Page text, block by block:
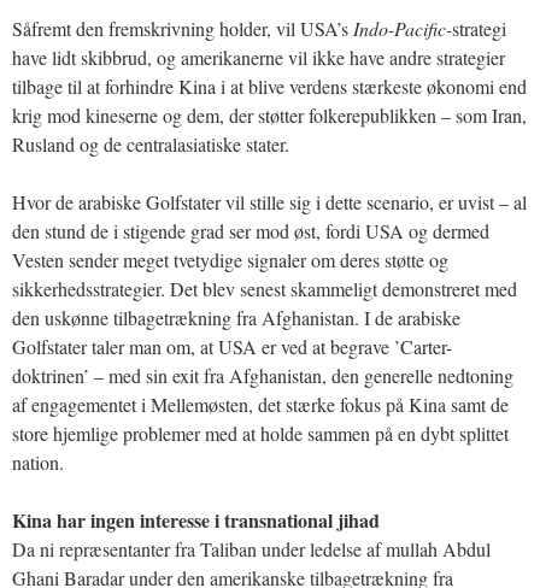
Såfremt den fremskrivning holder, vil USA’s Indo-Pacific-strategi
have lidt skibbrud, og amerikanerne vil ikke have andre strategier
tilbage til at forhindre Kina i at blive verdens stærkeste økonomi end
krig mod kineserne og dem, der støtter folkerepublikken – som Iran,
Rusland og de centralasiatiske stater.
Hvor de arabiske Golfstater vil stille sig i dette scenario, er uvist – al
den stund de i stigende grad ser mod øst, fordi USA og dermed
Vesten sender meget tvetydige signaler om deres støtte og
sikkerhedsstrategier. Det blev senest skammeligt demonstreret med
den uskønne tilbagetrækning fra Afghanistan. I de arabiske
Golfstater taler man om, at USA er ved at begrave ’Carter-
doktrinen’ – med sin exit fra Afghanistan, den generelle nedtoning
af engagementet i Mellemøsten, det stærke fokus på Kina samt de
store hjemlige problemer med at holde sammen på en dybt splittet
nation.
Kina har ingen interesse i transnational jihad
Da ni repræsentanter fra Taliban under ledelse af mullah Abdul
Ghani Baradar under den amerikanske tilbagetrækning fra